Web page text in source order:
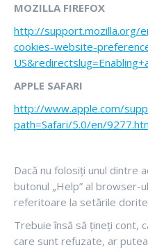
MOZILLA FIREFOX
http://support.mozilla.org/
cookies-website-
APPLE SAFARI
http://www.apple.com/
path=Safari/5.0/en/
Dacă nu folosiți unul dintre
butonul „Help” al browser-
referitoare la setările
Trebuie însă să țineți cont,
care sunt refuzate, ar